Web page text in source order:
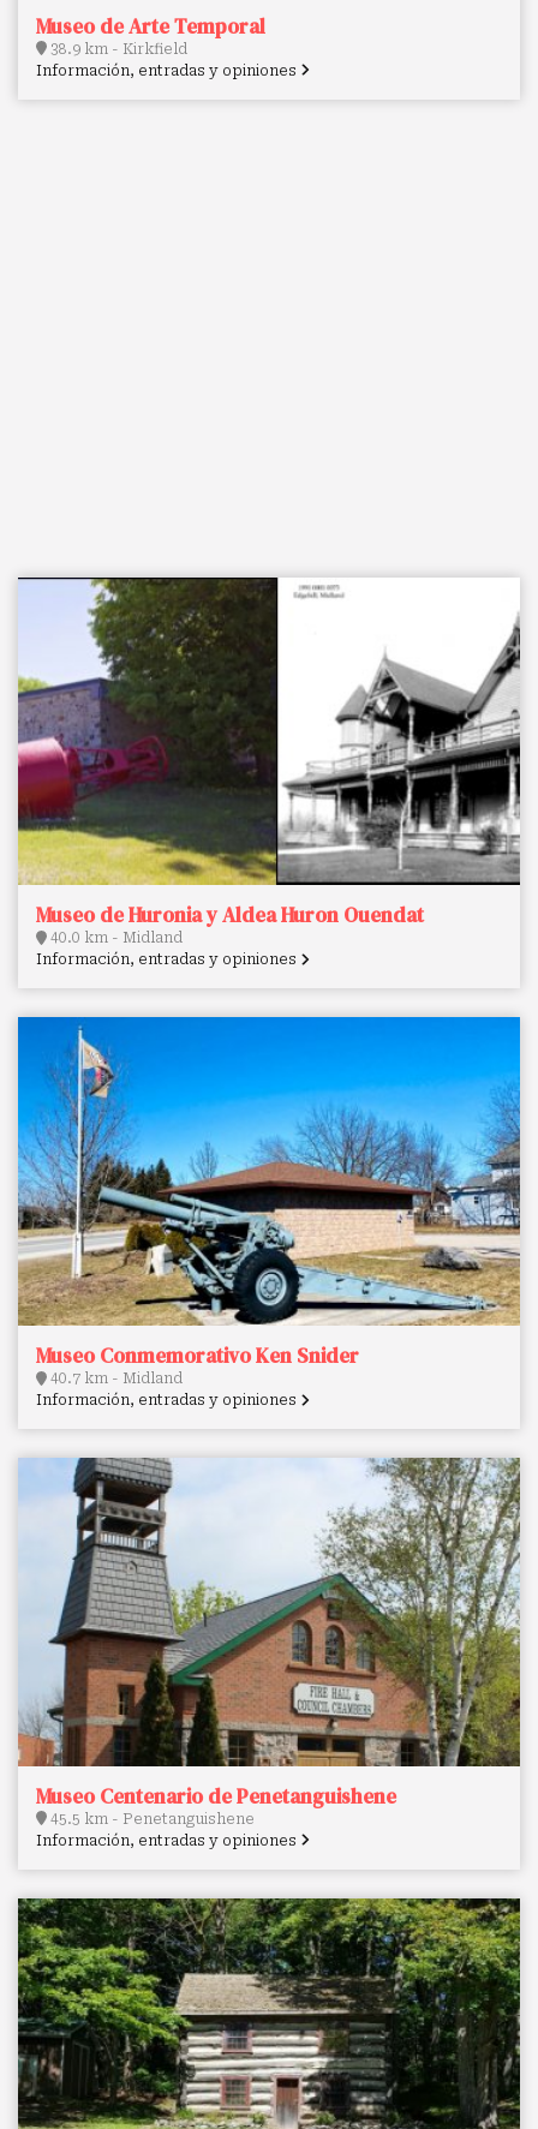
Museo de Arte Temporal
38.9 km - Kirkfield
Información, entradas y opiniones
Museo de Huronia y Aldea Huron Ouendat
40.0 km - Midland
Información, entradas y opiniones
Museo Conmemorativo Ken Snider
40.7 km - Midland
Información, entradas y opiniones
Museo Centenario de Penetanguishene
45.5 km - Penetanguishene
Información, entradas y opiniones